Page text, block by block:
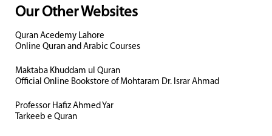
Our Other Websites
Quran Acedemy Lahore
Online Quran and Arabic Courses
Maktaba Khuddam ul Quran
Official Online Bookstore of Mohtaram Dr. Israr Ahmad
Professor Hafiz Ahmed Yar
Tarkeeb e Quran